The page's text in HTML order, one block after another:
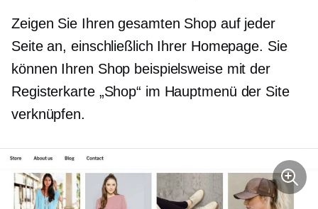
Zeigen Sie Ihren gesamten Shop auf jeder
Seite an, einschließlich Ihrer Homepage. Sie
können Ihren Shop beispielsweise mit der
Registerkarte „Shop“ im Hauptmenü der Site
verknüpfen.